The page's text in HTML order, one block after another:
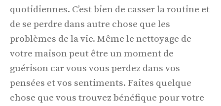
quotidiennes. C’est bien de casser la routine et
de se perdre dans autre chose que les
problèmes de la vie. Même le nettoyage de
votre maison peut être un moment de
guérison car vous vous perdez dans vos
pensées et vos sentiments. Faites quelque
chose que vous trouvez bénéfique pour votre